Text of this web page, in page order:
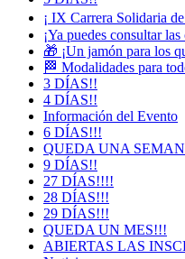
¡ IX Carrera Solidaria
¡Ya puedes consultar
🎁 ¡Un jamón para los
🏁 Modalidades para
3 DÍAS!!
4 DÍAS!!
Información del Evento
6 DÍAS!!!
QUEDA UNA
9 DÍAS!!
27 DÍAS!!!!
28 DÍAS!!!
29 DÍAS!!!
QUEDA UN MES!!!
ABIERTAS LAS